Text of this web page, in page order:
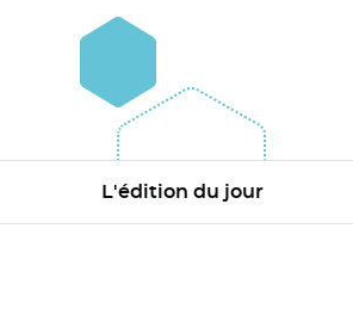
L'édition du jour